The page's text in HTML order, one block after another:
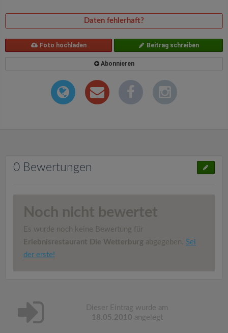
Daten fehlerhaft?
Foto hochladen Beitrag schreiben
Abonnieren
0 Bewertungen
Noch nicht bewertet
Es wurde noch keine Bewertung für
Erlebnisrestaurant Die Wetterburg abgegeben. Sei
der erste!
Dieser Eintrag wurde am
18.05.2010 angelegt